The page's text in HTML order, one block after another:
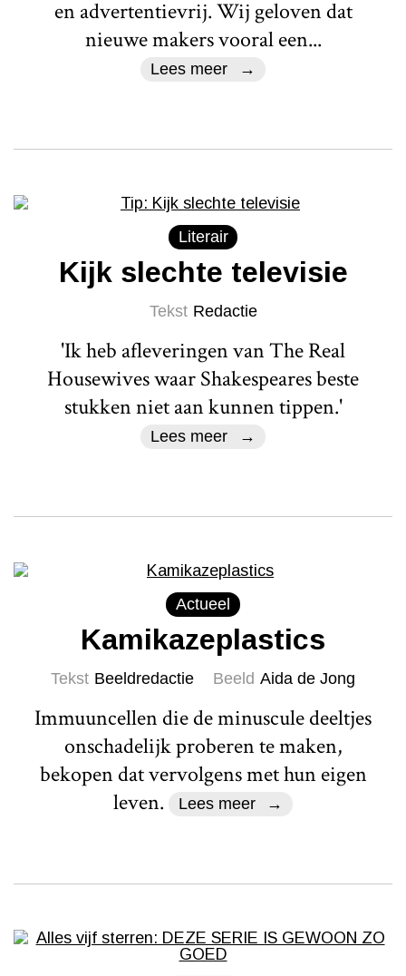
en advertentievrij. Wij geloven dat
nieuwe makers vooral een...
Lees meer
Literair
Kijk slechte televisie
Tekst Redactie
'Ik heb afleveringen van The Real
Housewives waar Shakespeares beste
stukken niet aan kunnen tippen.'
Lees meer
Actueel
Kamikazeplastics
Tekst Beeldredactie Beeld Aida de Jong
Immuuncellen die de minuscule deeltjes
onschadelijk proberen te maken,
bekopen dat vervolgens met hun eigen
leven.
Lees meer